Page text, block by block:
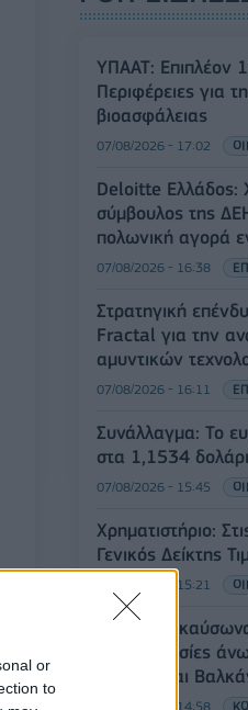
or
to
ΥΠΑΑΤ: Επιπλέον
Περιφέρειες για
βιοασφάλειας
07/08/2026 - 17:02
Deloitte Ελλάδος:
σύμβουλος της
πολωνική αγορά
07/08/2026 - 16:38
Στρατηγική
Fractal για την
αμυντικών
07/08/2026 - 16:11
Συνάλλαγμα: Το
στα 1,1534
07/08/2026 - 15:45
Χρηματιστήριο:
Γενικός Δείκτης
07/08/2026 - 15:21
Νέο κύμα
Θερμοκρασίες
Ισπανία και
07/08/2026 - 14:58